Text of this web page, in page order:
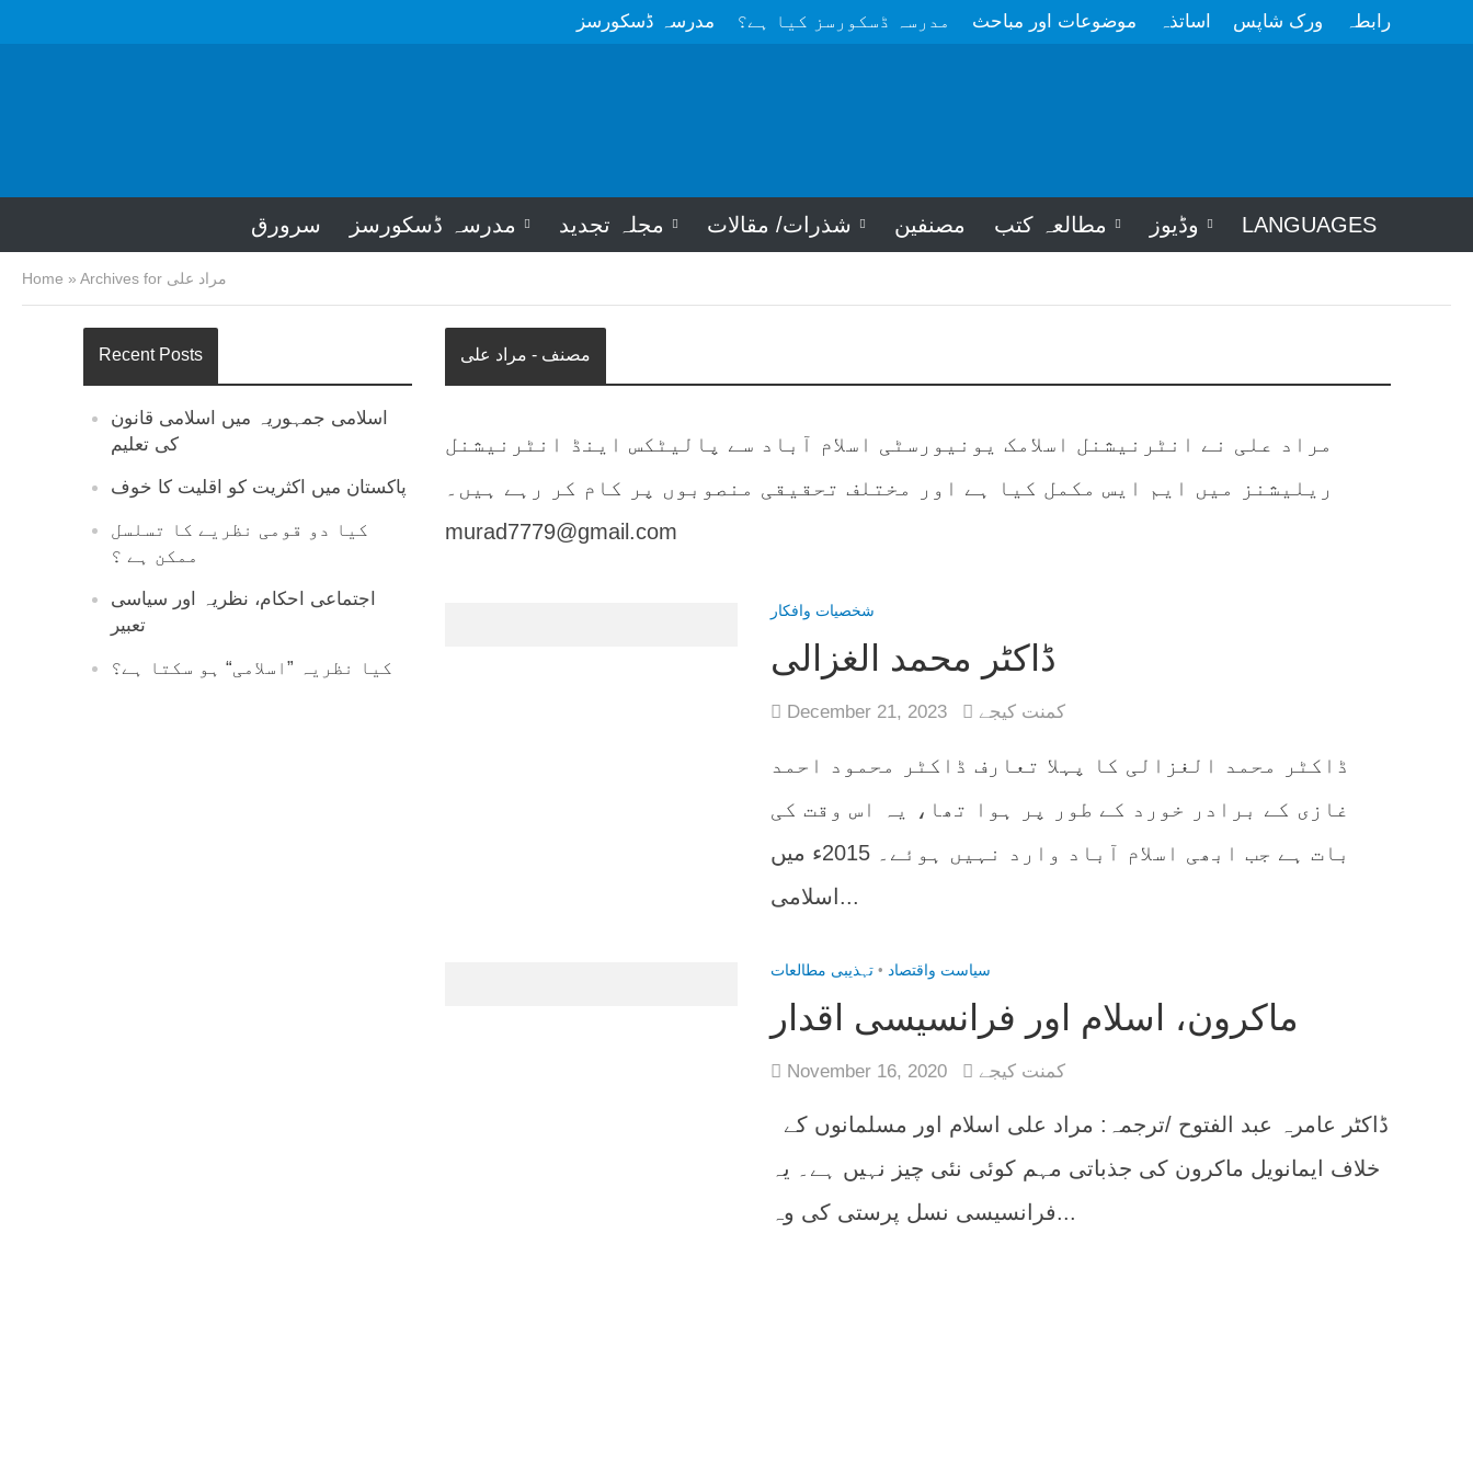
مدرسہ ڈسکورسز مدرسہ ڈسکورسز کیا ہے؟ موضوعات اور مباحث اساتذہ ورک شاپس رابطہ
سرورق مدرسہ ڈسکورسز مجلہ تجدید شذرات/ مقالات مصنفین مطالعہ کتب وڈیوز LANGUAGES
Home » Archives for مراد علی
مصنف - مراد علی
مراد علی نے انٹرنیشنل اسلامک یونیورسٹی اسلام آباد سے پالیٹکس اینڈ انٹرنیشنل
ریلیشنز میں ایم ایس مکمل کیا ہے اور مختلف تحقیقی منصوبوں پر کام کر رہے ہیں۔
murad7779@gmail.com
شخصیات وافکار
ڈاکٹر محمد الغزالی
December 21, 2023 کمنت کیجے
ڈاکٹر محمد الغزالی کا پہلا تعارف ڈاکٹر محمود احمد
غازی کے برادر خورد کے طور پر ہوا تھا، یہ اس وقت کی
بات ہے جب ابھی اسلام آباد وارد نہیں ہوئے۔ 2015ء میں
اسلامی...
تہذیبی مطالعات • سیاست واقتصاد
ماکرون، اسلام اور فرانسیسی اقدار
November 16, 2020 کمنت کیجے
خلاف ایمانویل ماکرون کی جذباتی مہم کوئی نئی چیز نہیں ہے۔ یہ
فرانسیسی نسل پرستی کی وہ...
Recent Posts
اسلامی جمہوریہ میں اسلامی قانون
کی تعلیم
پاکستان میں اکثریت کو اقلیت کا خوف
کیا دو قومی نظریے کا تسلسل
ممکن ہے ؟
اجتماعی احکام، نظریہ اور سیاسی
تعبیر
کیا نظریہ ”اسلامی“ ہو سکتا ہے؟